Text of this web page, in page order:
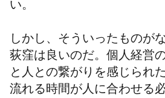
い。
しかし、そういったものが
荻窪は良いのだ。個人経営
と人との繋がりを感じられ
流れる時間が人に合わせる